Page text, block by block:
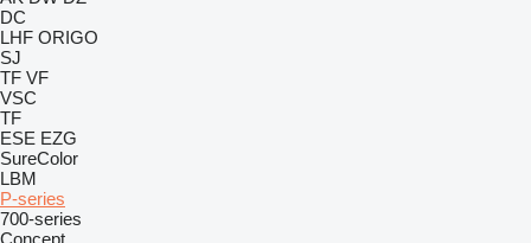
DC
LHF ORIGO
SJ
TF VF
VSC
TF
ESE EZG
SureColor
LBM
P-series
700-series
Concept